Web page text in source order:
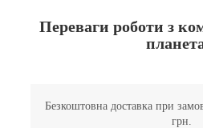
Переваги роботи з
Безкоштовна доставка при
грн.